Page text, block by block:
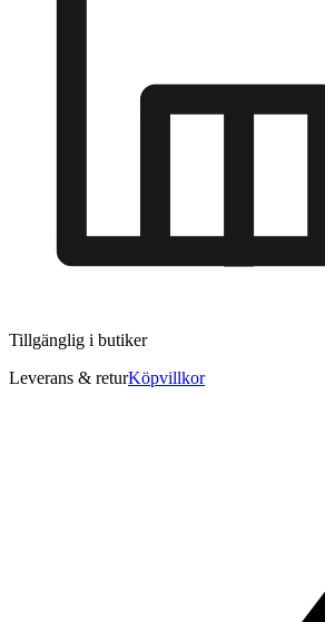
Tillgänglig i butiker
Leverans & returKöpvillkor